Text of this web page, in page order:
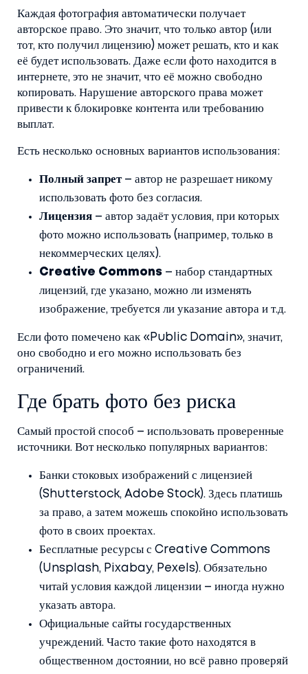
Каждая фотография автоматически получает
авторское право. Это значит, что только автор (или
тот, кто получил лицензию) может решать, кто и как
её будет использовать. Даже если фото находится в
интернете, это не значит, что её можно свободно
копировать. Нарушение авторского права может
привести к блокировке контента или требованию
выплат.
Есть несколько основных вариантов использования:
Полный запрет– автор не разрешает никому
использовать фото без согласия.
Лицензия – автор задаёт условия, при которых
фото можно использовать (например, только в
некоммерческих целях).
Creative Commons – набор стандартных
лицензий, где указано, можно ли изменять
изображение, требуется ли указание автора и т.д.
Если фото помечено как «Public Domain», значит,
оно свободно и его можно использовать без
ограничений.
Где брать фото без риска
Самый простой способ – использовать проверенные
источники. Вот несколько популярных вариантов:
Банки стоковых изображений с лицензией
(Shutterstock, Adobe Stock). Здесь платишь
за право, а затем можешь спокойно использовать
фото в своих проектах.
Бесплатные ресурсы с Creative Commons
(Unsplash, Pixabay, Pexels). Обязательно
читай условия каждой лицензии – иногда нужно
указать автора.
Официальные сайты государственных
учреждений. Часто такие фото находятся в
общественном достоянии, но всё равно проверяй